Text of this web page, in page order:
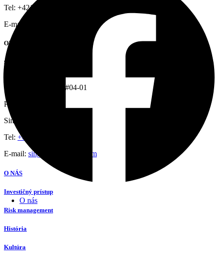
O nás
Tel: +421 908 999 997
E-mail:
OFFICE SINGAPUR
STONEBRIDGE CAPITAL
1 Paya Lebar Link, #04-01
Paya Lebar Quarter
Singapore 408533
Tel: +65 8801 7390
E-mail: singapore@hfsbc.com
O NÁS
Investičný prístup
Risk management
História
Kultúra